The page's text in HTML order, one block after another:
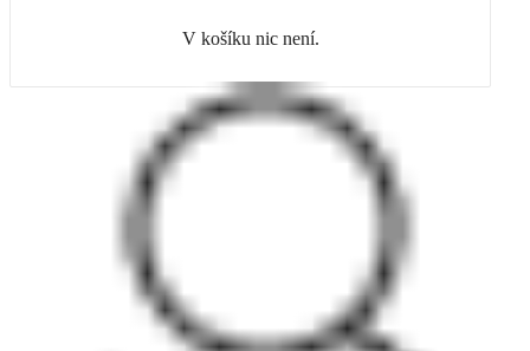
V košíku nic není.